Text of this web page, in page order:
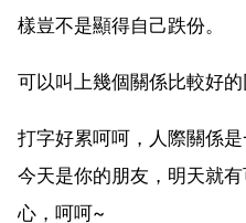
樣豈不是顯得自己跌份。
可以叫上幾個關係比較好的
打字好累呵呵，人際關係
今天是你的朋友，明天就
心，呵呵~